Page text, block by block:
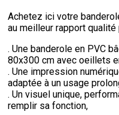
Achetez ici votre
au meilleur rapport qualité
. Une banderole en PVC
80x300 cm avec oeillets
. Une impression
adaptée à un usage
. Un visuel unique,
remplir sa fonction,